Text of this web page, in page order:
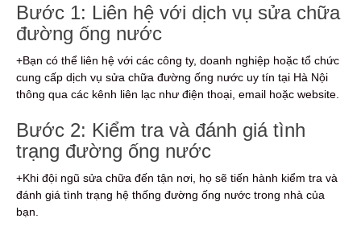
Bước 1: Liên hệ với dịch vụ sửa chữa
đường ống nước
+Bạn có thể liên hệ với các công ty, doanh nghiệp hoặc tổ chức
cung cấp dịch vụ sửa chữa đường ống nước uy tín tại Hà Nội
thông qua các kênh liên lạc như điện thoại, email hoặc website.
Bước 2: Kiểm tra và đánh giá tình
trạng đường ống nước
+Khi đội ngũ sửa chữa đến tận nơi, họ sẽ tiến hành kiểm tra và
đánh giá tình trạng hệ thống đường ống nước trong nhà của
bạn.